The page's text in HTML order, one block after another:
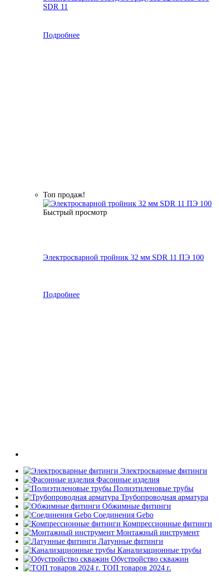
SDR 11
Подробнее
Топ продаж!
Быстрый просмотр
Электросварной тройник 32 мм SDR 11 ПЭ 100
Подробнее
Электросварные фитинги
Фасонные изделия
Полиэтиленовые трубы
Трубопроводная арматура
Обжимные фитинги
Соединения Gebo
Компрессионные фитинги
Монтажный инструмент
Латунные фитинги
Канализационные трубы
Обустройство скважин
ТОП товаров 2024 г.